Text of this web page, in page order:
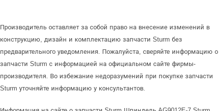
Производитель оставляет за собой право на внесение изменений в
конструкцию, дизайн и комплектацию запчасти Sturm без
предварительного уведомления. Пожалуйста, сверяйте информацию о
запчасти Sturm с информацией на официальном сайте фирмы-
производителя. Во избежание недоразумений при покупке запчасти
Sturm уточняйте информацию у консультантов.